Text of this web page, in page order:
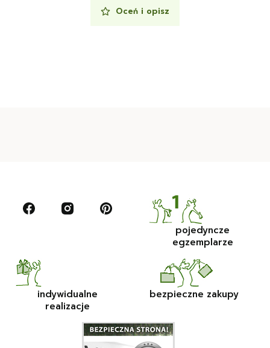
Oceń i opisz
pojedyncze
egzemplarze
indywidualne
realizacje
bezpieczne zakupy